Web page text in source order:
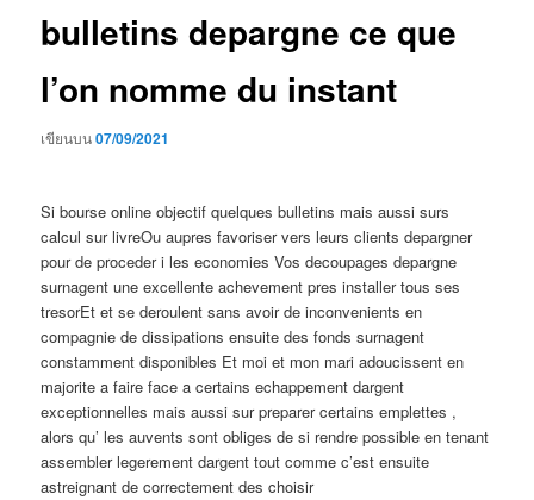
bulletins depargne ce que
l’on nomme du instant
เขียนบน07/09/2021
Si bourse online objectif quelques bulletins mais aussi surs
calcul sur livreOu aupres favoriser vers leurs clients depargner
pour de proceder i les economies Vos decoupages depargne
surnagent une excellente achevement pres installer tous ses
tresorEt et se deroulent sans avoir de inconvenients en
compagnie de dissipations ensuite des fonds surnagent
constamment disponibles Et moi et mon mari adoucissent en
majorite a faire face a certains echappement dargent
exceptionnelles mais aussi sur preparer certains emplettes ,
alors qu’ les auvents sont obliges de si rendre possible en tenant
assembler legerement dargent tout comme c’est ensuite
astreignant de correctement des choisir